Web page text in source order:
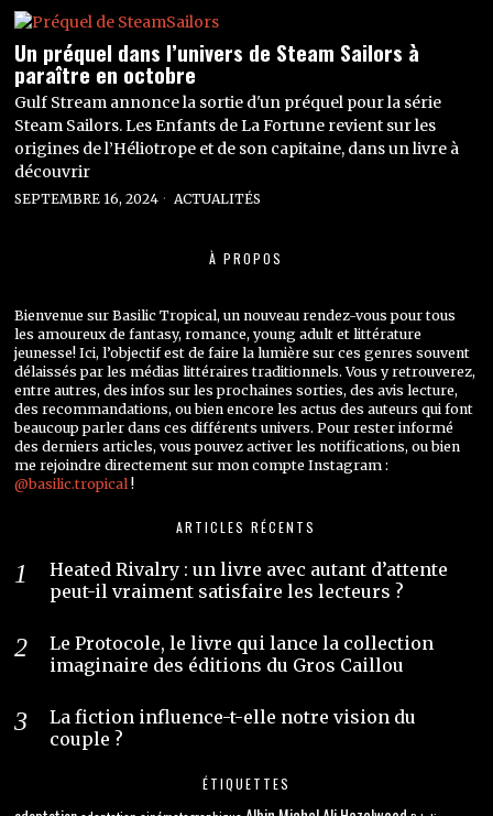
Un préquel dans l’univers de Steam Sailors à
paraître en octobre
Gulf Stream annonce la sortie d'un préquel pour la série
Steam Sailors. Les Enfants de La Fortune revient sur les
origines de l’Héliotrope et de son capitaine, dans un livre à
découvrir
SEPTEMBRE 16, 2024 ACTUALITÉS
À PROPOS
Bienvenue sur Basilic Tropical, un nouveau rendez-vous pour tous
les amoureux de fantasy, romance, young adult et littérature
jeunesse! Ici, l’objectif est de faire la lumière sur ces genres souvent
délaissés par les médias littéraires traditionnels. Vous y retrouverez,
entre autres, des infos sur les prochaines sorties, des avis lecture,
des recommandations, ou bien encore les actus des auteurs qui font
beaucoup parler dans ces différents univers. Pour rester informé
des derniers articles, vous pouvez activer les notifications, ou bien
me rejoindre directement sur mon compte Instagram :
@basilic.tropical !
ARTICLES RÉCENTS
Heated Rivalry : un livre avec autant d’attente
peut-il vraiment satisfaire les lecteurs ?
Le Protocole, le livre qui lance la collection
imaginaire des éditions du Gros Caillou
La fiction influence-t-elle notre vision du
couple ?
ÉTIQUETTES